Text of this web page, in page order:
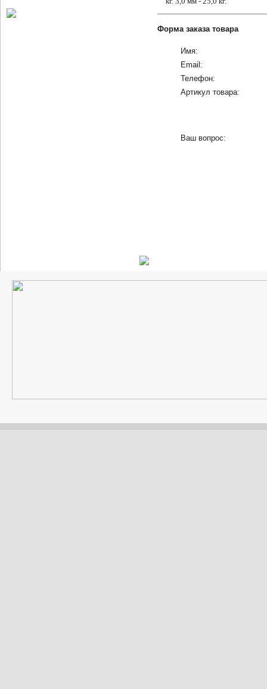
Форма заказа товара
Имя:
Email:
Телефон:
Артикул товара:
Ваш вопрос: